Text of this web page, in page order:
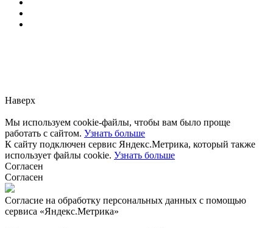
Наверх
Мы используем cookie-файлы, чтобы вам было проще
работать с сайтом. Узнать больше
К сайту подключен сервис Яндекс.Метрика, который также
использует файлы cookie. Узнать больше
Согласен
Согласен
Согласие на обработку персональных данных с помощью
сервиса «Яндекс.Метрика»